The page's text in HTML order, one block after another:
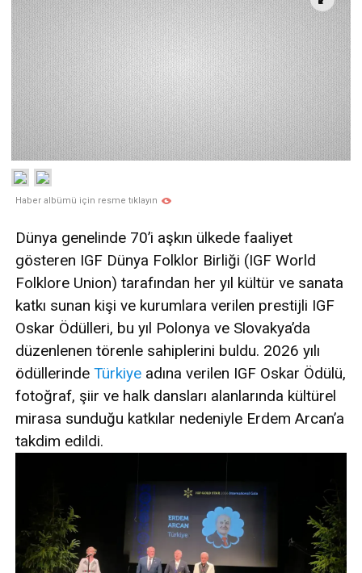
Haber albümü için resme tıklayın
Dünya genelinde 70’i aşkın ülkede faaliyet
gösteren IGF Dünya Folklor Birliği (IGF World
Folklore Union) tarafından her yıl kültür ve sanata
katkı sunan kişi ve kurumlara verilen prestijli IGF
Oskar Ödülleri, bu yıl Polonya ve Slovakya’da
düzenlenen törenle sahiplerini buldu. 2026 yılı
ödüllerinde Türkiye adına verilen IGF Oskar Ödülü,
fotoğraf, şiir ve halk dansları alanlarında kültürel
mirasa sunduğu katkılar nedeniyle Erdem Arcan’a
takdim edildi.